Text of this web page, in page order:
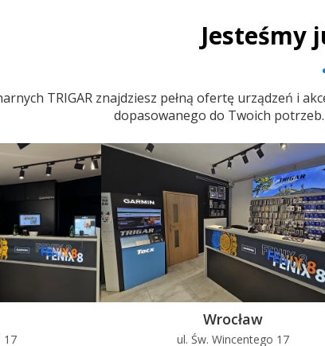
Jesteśmy
TRIGAR znajdziesz pełną ofertę urządzeń i
dopasowanego do Twoich
17
Wrocław
ul. Św. Wincentego 17